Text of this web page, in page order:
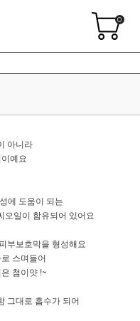
0
아니라
예요
에 도움이 되는
오일이 함유되어 있어요
부보호막을 형성해요
스며들어
첨이얏 !~
그대로 흡수가 되어